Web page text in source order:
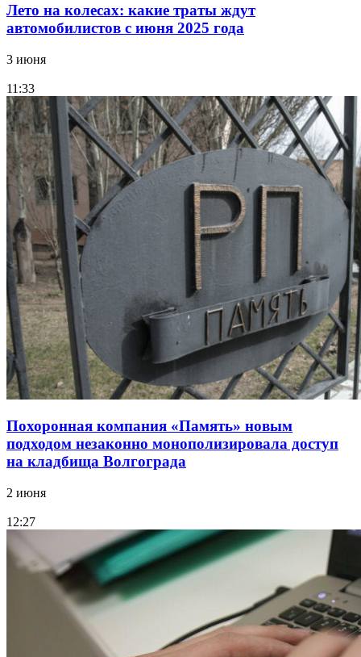
Лето на колесах: какие траты ждут
автомобилистов с июня 2025 года
3 июня
11:33
Похоронная компания «Память» новым
подходом незаконно монополизировала доступ
на кладбища Волгограда
2 июня
12:27